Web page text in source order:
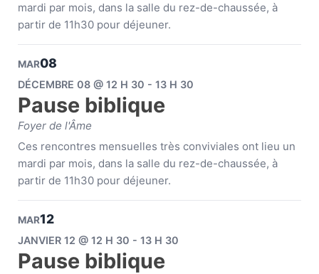
mardi par mois, dans la salle du rez-de-chaussée, à
partir de 11h30 pour déjeuner.
MAR08
DÉCEMBRE 08 @ 12 H 30 - 13 H 30
Pause biblique
Foyer de l'Âme
Ces rencontres mensuelles très conviviales ont lieu un
mardi par mois, dans la salle du rez-de-chaussée, à
partir de 11h30 pour déjeuner.
MAR12
JANVIER 12 @ 12 H 30 - 13 H 30
Pause biblique